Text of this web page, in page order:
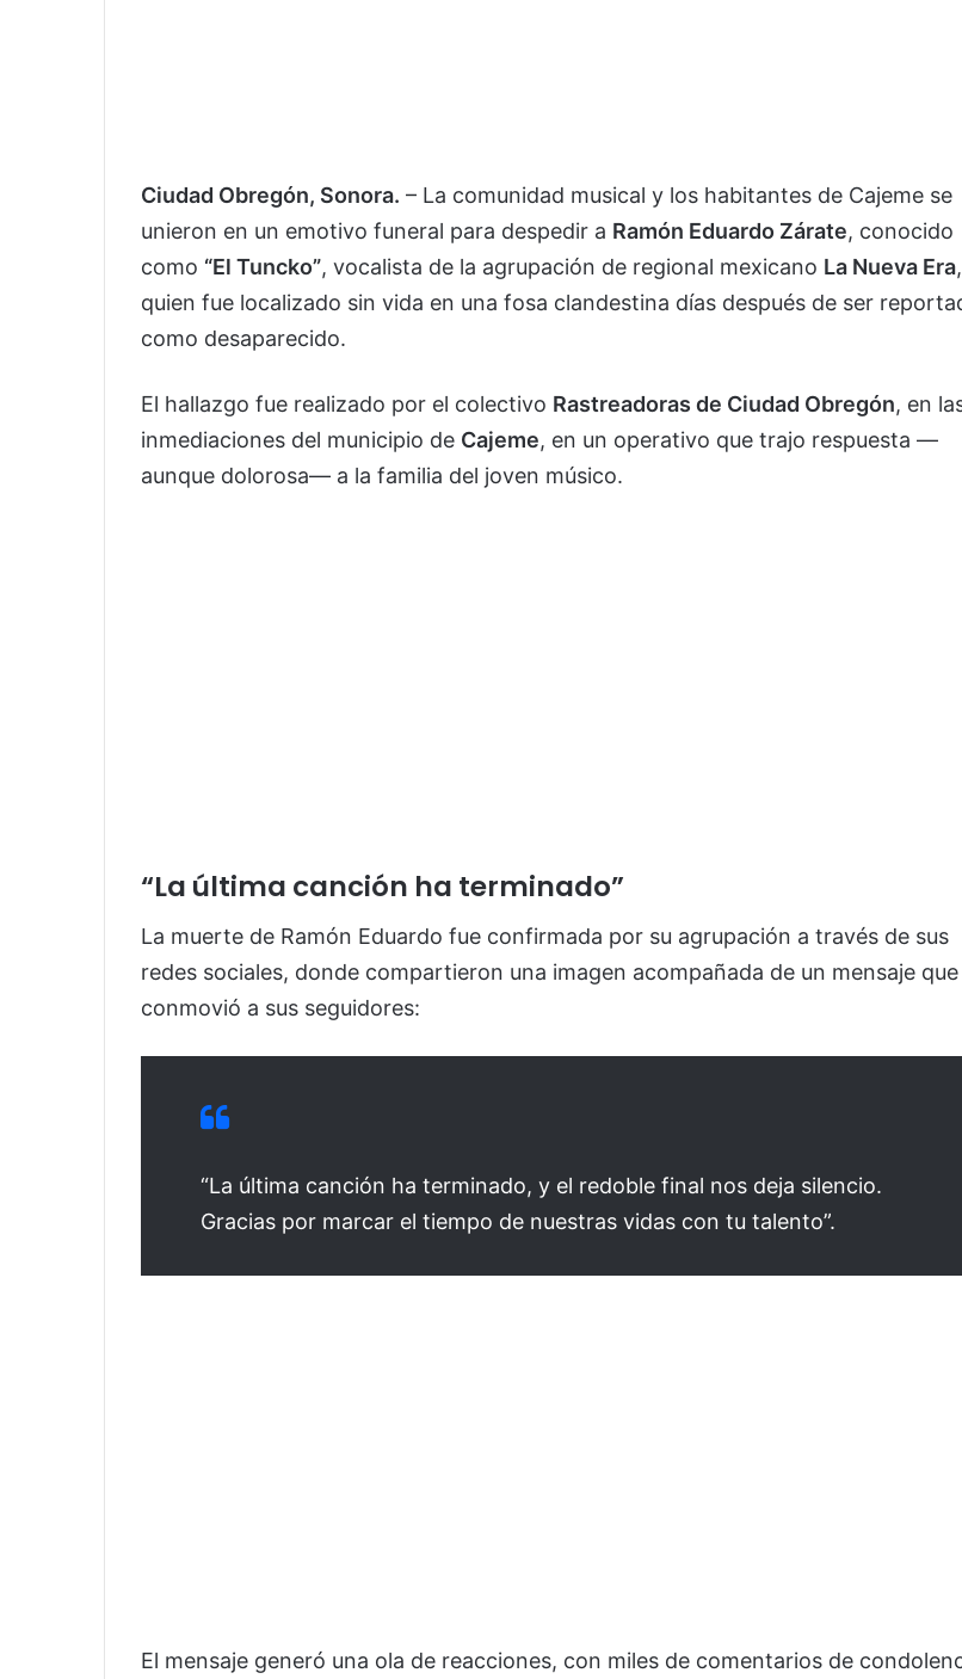
Ciudad Obregón, Sonora. – La comunidad musical y los habitantes de Cajeme se
unieron en un emotivo funeral para despedir a Ramón Eduardo Zárate, conocido
como “El Tuncko”, vocalista de la agrupación de regional mexicano La Nueva Era,
quien fue localizado sin vida en una fosa clandestina días después de ser
como desaparecido.
El hallazgo fue realizado por el colectivo Rastreadoras de Ciudad Obregón, en
inmediaciones del municipio de Cajeme, en un operativo que trajo respuesta —
aunque dolorosa— a la familia del joven músico.
“La última canción ha terminado”
La muerte de Ramón Eduardo fue confirmada por su agrupación a través de sus
redes sociales, donde compartieron una imagen acompañada de un mensaje que
conmovió a sus seguidores:
“La última canción ha terminado, y el redoble final nos deja silencio.
Gracias por marcar el tiempo de nuestras vidas con tu talento”.
El mensaje generó una ola de reacciones, con miles de comentarios de